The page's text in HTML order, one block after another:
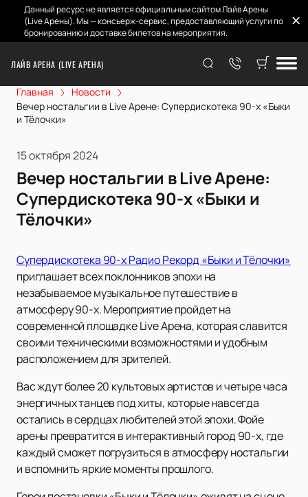
Данный ресурс не является официальным сайтом Лайв Арены
(Live Арены). Мы — консьерж-сервис, предоставляющий услуги по
бронированию и доставке билетов на мероприятия.
ЛАЙВ АРЕНА (LIVE АРЕНА)
Главная
Новости
Вечер ностальгии в Live Арене: Супердискотека 90-х «Быки
и Тёлочки»
15 октября 2024
Вечер ностальгии в Live Арене:
Супердискотека 90-х «Быки и
Тёлочки»
Супердискотека 90-х Радио Рекорд «Быки и Тёлочки»
приглашает всех поклонников эпохи на
незабываемое музыкальное путешествие в
атмосферу 90-х. Мероприятие пройдет на
современной площадке Live Арена, которая славится
своими техническими возможностями и удобным
расположением для зрителей.
Вас ждут более 20 культовых артистов и четыре часа
энергичных танцев под хиты, которые навсегда
остались в сердцах любителей этой эпохи. Фойе
арены превратится в интерактивный город 90-х, где
каждый сможет погрузиться в атмосферу ностальгии
и вспомнить яркие моменты прошлого.